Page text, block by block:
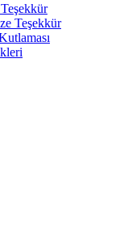
Teşekkür